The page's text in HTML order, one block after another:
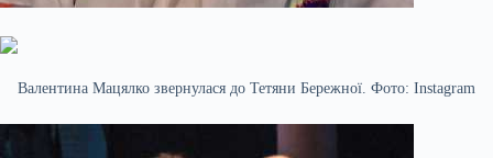
Валентина Мацялко звернулася до Тетяни Бережної. Фото: Instagram